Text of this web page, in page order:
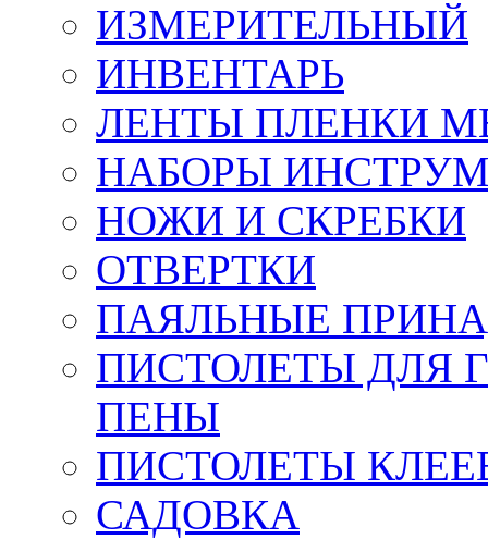
ИЗМЕРИТЕЛЬНЫЙ
ИНВЕНТАРЬ
ЛЕНТЫ ПЛЕНКИ
НАБОРЫ
НОЖИ И СКРЕБКИ
ОТВЕРТКИ
ПАЯЛЬНЫЕ
ПИСТОЛЕТЫ ДЛЯ
ПЕНЫ
ПИСТОЛЕТЫ
САДОВКА